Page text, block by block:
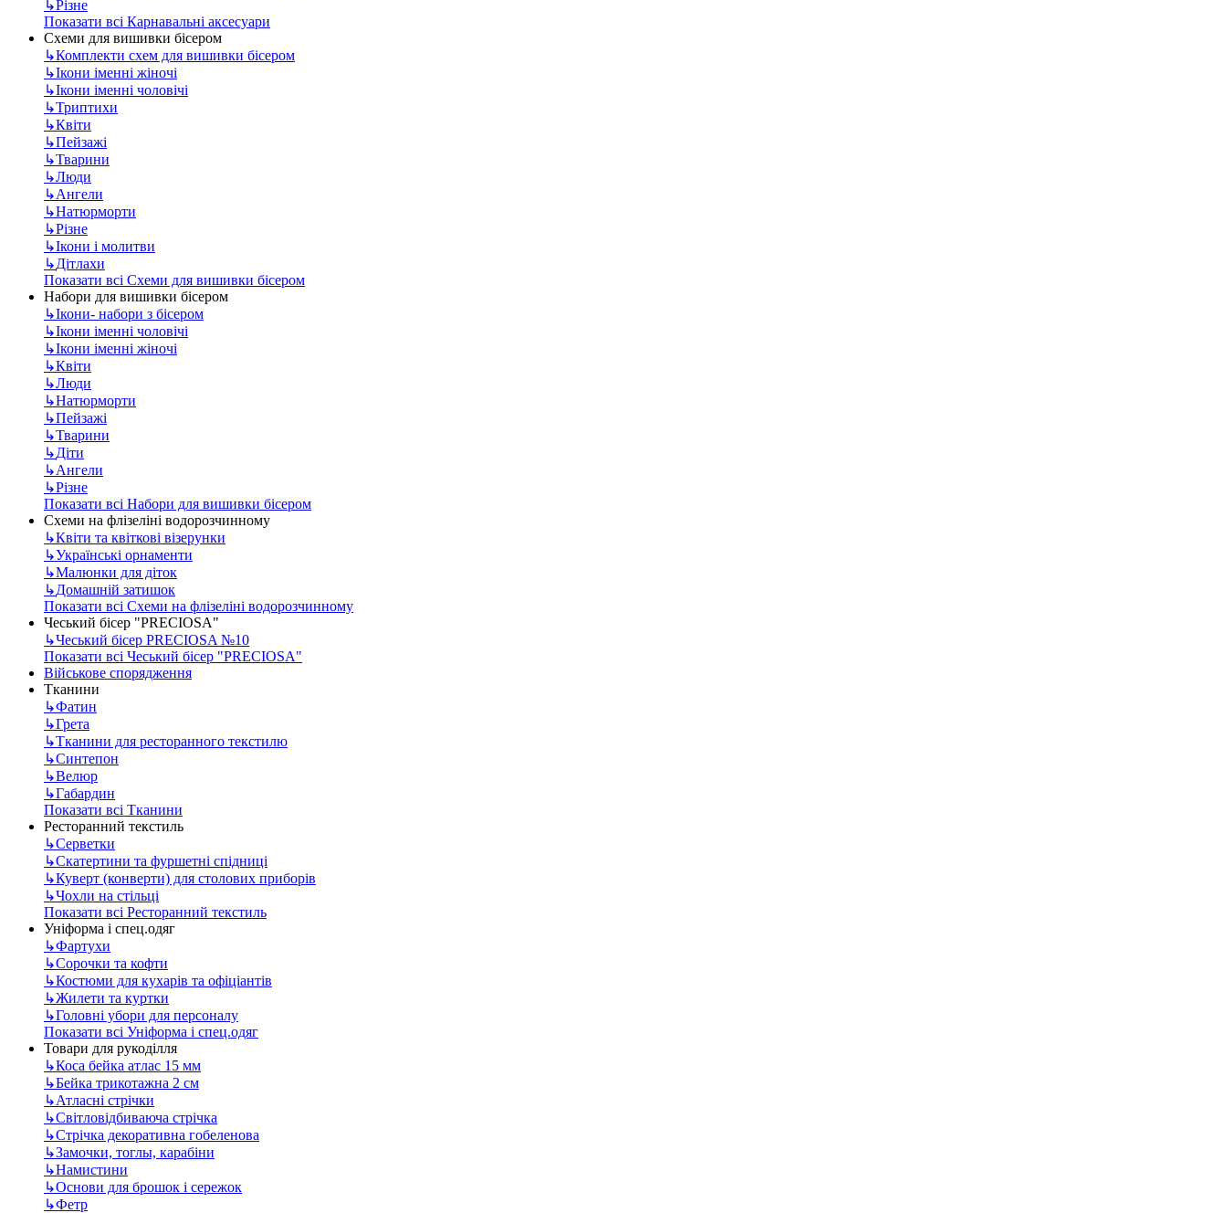
↳Різне
Показати всі Карнавальні аксесуари
Схеми для вишивки бісером
↳Комплекти схем для вишивки бісером
↳Ікони іменні жіночі
↳Ікони іменні чоловічі
↳Триптихи
↳Квіти
↳Пейзажі
↳Тварини
↳Люди
↳Ангели
↳Натюрморти
↳Різне
↳Ікони і молитви
↳Дітлахи
Показати всі Схеми для вишивки бісером
Набори для вишивки бісером
↳Ікони- набори з бісером
↳Ікони іменні чоловічі
↳Ікони іменні жіночі
↳Квіти
↳Люди
↳Натюрморти
↳Пейзажі
↳Тварини
↳Діти
↳Ангели
↳Різне
Показати всі Набори для вишивки бісером
Схеми на флізеліні водорозчинному
↳Квіти та квіткові візерунки
↳Українські орнаменти
↳Малюнки для діток
↳Домашній затишок
Показати всі Схеми на флізеліні водорозчинному
Чеський бісер "PRECIOSA"
↳Чеський бісер PRECIOSA №10
Показати всі Чеський бісер "PRECIOSA"
Військове спорядження
Тканини
↳Фатин
↳Грета
↳Тканини для ресторанного текстилю
↳Синтепон
↳Велюр
↳Габардин
Показати всі Тканини
Ресторанний текстиль
↳Серветки
↳Скатертини та фуршетні спідниці
↳Куверт (конверти) для столових приборів
↳Чохли на стільці
Показати всі Ресторанний текстиль
Уніформа і спец.одяг
↳Фартухи
↳Сорочки та кофти
↳Костюми для кухарів та офіціантів
↳Жилети та куртки
↳Головні убори для персоналу
Показати всі Уніформа і спец.одяг
Товари для рукоділля
↳Коса бейка атлас 15 мм
↳Бейка трикотажна 2 см
↳Атласні стрічки
↳Світловідбиваюча стрічка
↳Стрічка декоративна гобеленова
↳Замочки, тоглы, карабіни
↳Намистини
↳Основи для брошок і сережок
↳Фетр